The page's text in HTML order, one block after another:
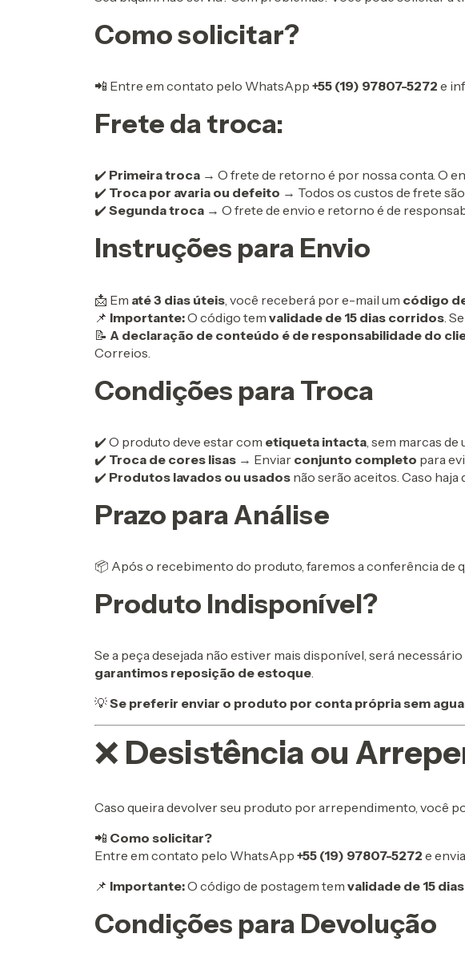
Como solicitar?
📲 Entre em contato pelo WhatsApp +55 (19) 97807-5272 e
Frete da troca:
✔️ Primeira troca → O frete de retorno é por nossa conta. O
✔️ Troca por avaria ou defeito → Todos os custos de frete
✔️ Segunda troca → O frete de envio e retorno é de
Instruções para Envio
📩 Em até 3 dias úteis , você receberá por e-mail um código
📌 Importante:O código tem validade de 15 dias corridos .
📝 A declaração de conteúdo é de responsabilidade do
Correios.
Condições para Troca
✔️ O produto deve estar com etiqueta intacta , sem marcas
✔️ Troca de cores lisas → Enviar conjunto completo para
✔️ Produtos lavados ou usados não serão aceitos. Caso
Prazo para Análise
📦 Após o recebimento do produto, faremos a conferência de
Produto Indisponível?
Se a peça desejada não estiver mais disponível, será
garantimos reposição de estoque.
💡Se preferir enviar o produto por conta própria sem
❌ Desistência ou
Caso queira devolver seu produto por arrependimento, você
📲 Como solicitar?
Entre em contato pelo WhatsApp +55 (19) 97807-5272 e
📌 Importante:O código de postagem tem validade de 15
Condições para Devolução